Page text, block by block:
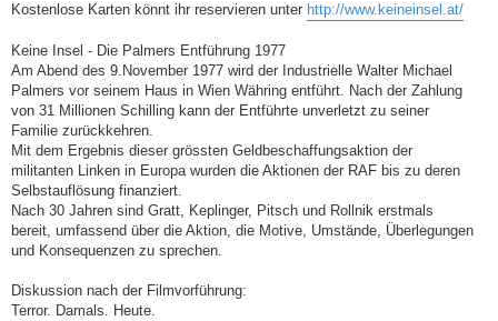
Kostenlose Karten könnt ihr reservieren unter http://www.keineinsel.at/
Keine Insel - Die Palmers Entführung 1977
Am Abend des 9.November 1977 wird der Industrielle Walter Michael
Palmers vor seinem Haus in Wien Währing entführt. Nach der Zahlung
von 31 Millionen Schilling kann der Entführte unverletzt zu seiner
Familie zurückkehren.
Mit dem Ergebnis dieser grössten Geldbeschaffungsaktion der
militanten Linken in Europa wurden die Aktionen der RAF bis zu deren
Selbstauflösung finanziert.
Nach 30 Jahren sind Gratt, Keplinger, Pitsch und Rollnik erstmals
bereit, umfassend über die Aktion, die Motive, Umstände, Überlegungen
und Konsequenzen zu sprechen.
Diskussion nach der Filmvorführung:
Terror. Damals. Heute.